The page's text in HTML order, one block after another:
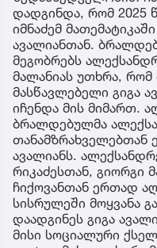
დადგინდა, რომ 2025
იმნაძემ
ავალიანთან.
მეგობრებს
მალანიას უთხრა,
მასწავლებელი გიგა
იჩენდა მის მიმართ.
ბრალდებულმა
თანამზრახველებთან
ავალიანს.
რიკაძესთან, გიორგი
ჩიქოვანთან ერთად
სისრულეში მოყვანა
დაადგინეს გიგა
მისი სოციალური